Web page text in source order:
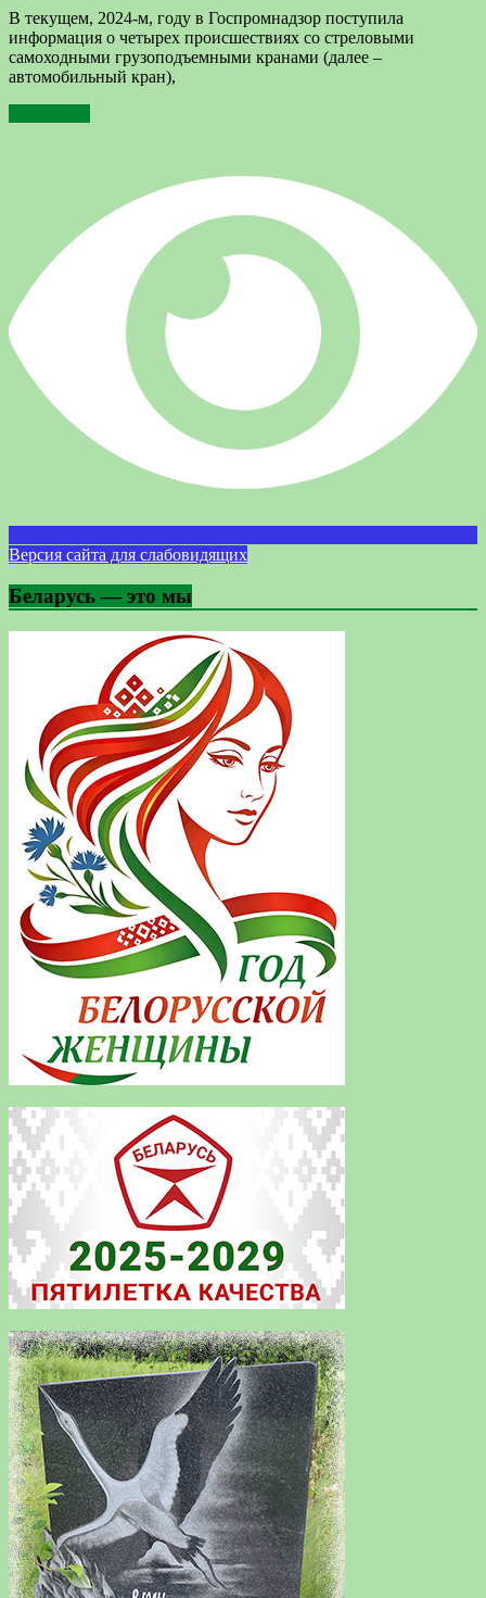
В текущем, 2024-м, году в Госпромнадзор поступила
информация о четырех происшествиях со стреловыми
самоходными грузоподъемными кранами (далее –
автомобильный кран),
Версия сайта для слабовидящих
Беларусь — это мы